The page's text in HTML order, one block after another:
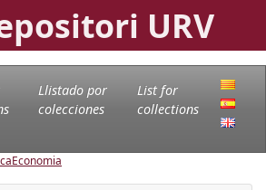
URV
Llistado por
colecciones
List for
collections
Economia